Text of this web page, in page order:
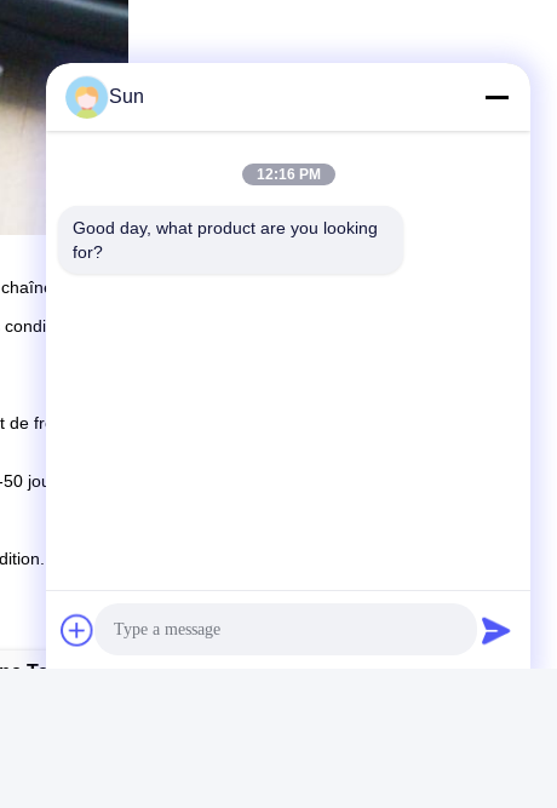
lien, brosse, uncurler de lisière pour le stenter varous :
fret.
jours si les marchandises ne sont pas en stock, il est selon la
Textile À Écran Rotatif En Nickel
Sun
12:16 PM
Good day, what product are you looking
for?